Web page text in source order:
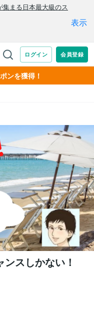
ンを獲得！
スしかない！